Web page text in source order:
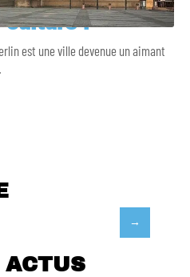
culture !
est une ville devenue un aimant
ACTUS